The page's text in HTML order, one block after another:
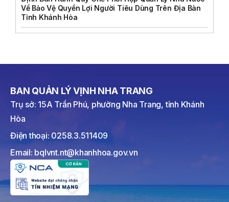
Về Bảo Vệ Quyền Lợi Người Tiêu Dùng Trên Địa Bàn
Tỉnh Khánh Hòa
BAN QUẢN LÝ VỊNH NHA TRANG
Trụ sở: 15A Trần Phú, phường Nha Trang, tỉnh Khánh
Hòa
Điện thoại: 0258.3.511409
Email: bqlvnt.nt@khanhhoa.gov.vn